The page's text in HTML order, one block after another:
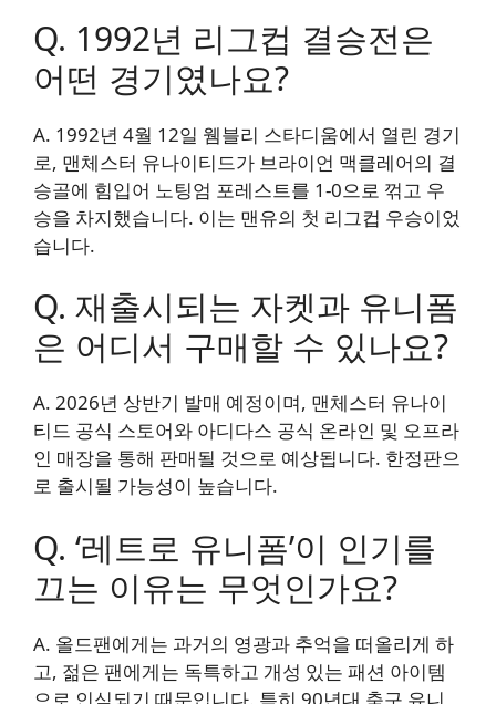
Q. 1992년 리그컵 결승전은
어떤 경기였나요?
A. 1992년 4월 12일 웸블리 스타디움에서 열린 경기
로, 맨체스터 유나이티드가 브라이언 맥클레어의 결
승골에 힘입어 노팅엄 포레스트를 1-0으로 꺾고 우
승을 차지했습니다. 이는 맨유의 첫 리그컵 우승이었
습니다.
Q. 재출시되는 자켓과 유니폼
은 어디서 구매할 수 있나요?
A. 2026년 상반기 발매 예정이며, 맨체스터 유나이
티드 공식 스토어와 아디다스 공식 온라인 및 오프라
인 매장을 통해 판매될 것으로 예상됩니다. 한정판으
로 출시될 가능성이 높습니다.
Q. ‘레트로 유니폼’이 인기를
끄는 이유는 무엇인가요?
A. 올드팬에게는 과거의 영광과 추억을 떠올리게 하
고, 젊은 팬에게는 독특하고 개성 있는 패션 아이템